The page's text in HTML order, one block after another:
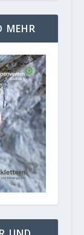
MEHR